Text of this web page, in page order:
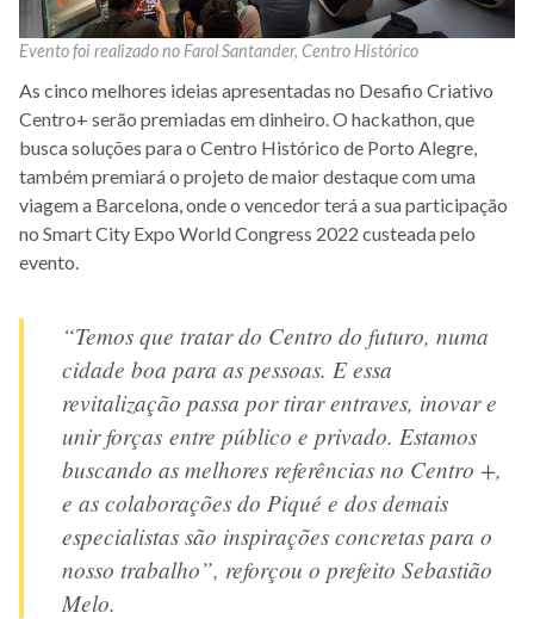
Evento foi realizado no Farol Santander, Centro Histórico
As cinco melhores ideias apresentadas no Desafio Criativo
Centro+ serão premiadas em dinheiro. O hackathon, que
busca soluções para o Centro Histórico de Porto Alegre,
também premiará o projeto de maior destaque com uma
viagem a Barcelona, onde o vencedor terá a sua participação
no Smart City Expo World Congress 2022 custeada pelo
evento.
“Temos que tratar do Centro do futuro, numa
cidade boa para as pessoas. E essa
revitalização passa por tirar entraves, inovar e
unir forças entre público e privado. Estamos
buscando as melhores referências no Centro +,
e as colaborações do Piqué e dos demais
especialistas são inspirações concretas para o
nosso trabalho”, reforçou o prefeito Sebastião
Melo.